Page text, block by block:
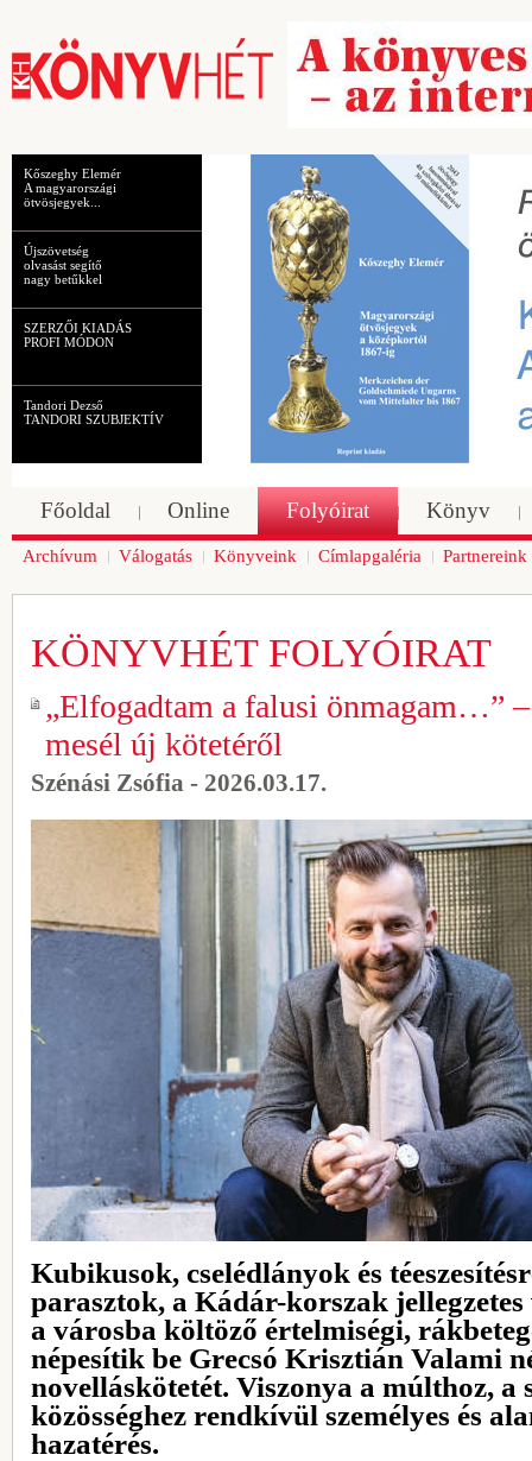
Kőszeghy Elemér
A magyarországi
ötvösjegyek...
Újszövetség
olvasást segítő
nagy betűkkel
SZERZŐI KIADÁS
PROFI MÓDON
Tandori Dezső
TANDORI SZUBJEKTÍV
Főoldal Online Folyóirat Könyv
Archívum Válogatás Könyveink Címlapgaléria Partnereink
KÖNYVHÉT FOLYÓIRAT
„Elfogadtam a falusi önmagam…”
mesél új kötetéről
Szénási Zsófia - 2026.03.17.
Kubikusok, cselédlányok és
parasztok, a Kádár-korszak
a városba költöző értelmiségi,
népesítik be Grecsó Krisztián Valami
novelláskötetét. Viszonya a múlthoz, a
közösséghez rendkívül személyes és
hazatérés.